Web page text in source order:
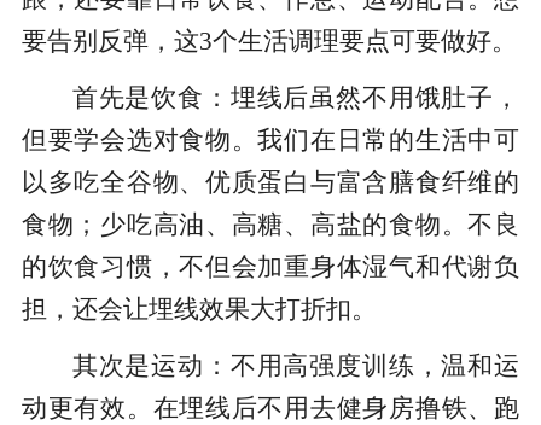
要告别反弹，这3个生活调理要点可要做好。
首先是饮食：埋线后虽然不用饿肚子，
但要学会选对食物。我们在日常的生活中可
以多吃全谷物、优质蛋白与富含膳食纤维的
食物；少吃高油、高糖、高盐的食物。不良
的饮食习惯，不但会加重身体湿气和代谢负
担，还会让埋线效果大打折扣。
其次是运动：不用高强度训练，温和运
动更有效。在埋线后不用去健身房撸铁、跑